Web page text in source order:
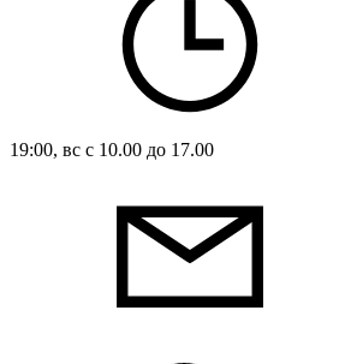
19:00, вс с 10.00 до 17.00